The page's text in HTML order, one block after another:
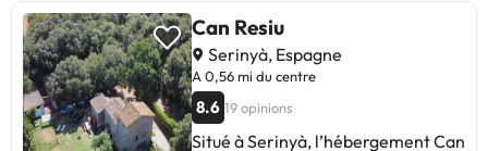
Can Resiu
Serinyà, Espagne
A 0,56 mi du centre
8.6 19 opinions
Situé à Serinyà, l’hébergement Can